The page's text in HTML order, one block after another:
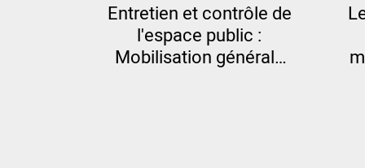
Entretien et contrôle de
l'espace public :
Mobilisation générale